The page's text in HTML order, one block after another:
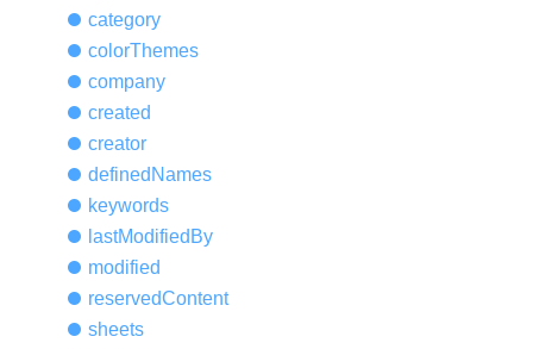
category
colorThemes
company
created
creator
defined Names
keywords
lastModified By
modified
reservedContent
sheets